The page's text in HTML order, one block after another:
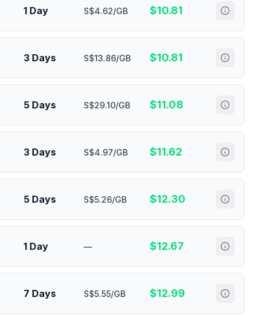
1 Day S$4.62/GB $10.81
3 Days S$13.86/GB $10.81
5 Days S$29.10/GB $11.08
3 Days S$4.97/GB $11.62
5 Days S$5.26/GB $12.30
1 Day — $12.67
7 Days S$5.55/GB $12.99